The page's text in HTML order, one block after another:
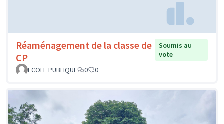
Réaménagement de la classe de
CP
Soumis au
vote
ECOLE PUBLIQUE
0 0